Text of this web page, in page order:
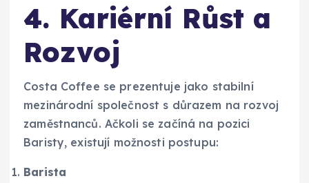
4. Kariérní Růst a
Rozvoj
Costa Coffee se prezentuje jako stabilní
mezinárodní společnost s důrazem na rozvoj
zaměstnanců. Ačkoli se začíná na pozici
Baristy, existují možnosti postupu:
Barista